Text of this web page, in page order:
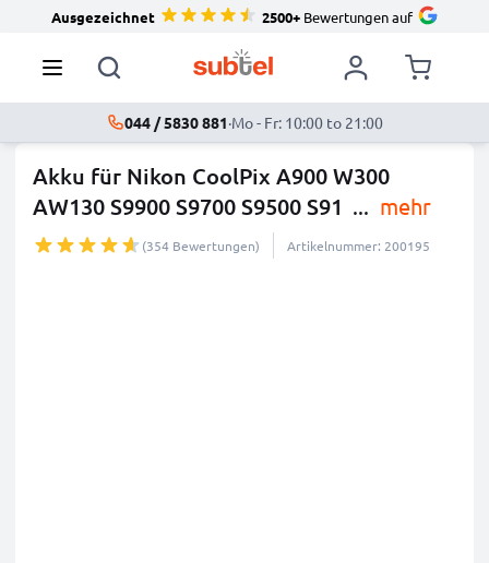
Ausgezeichnet 2500+Bewertungen auf
044 / 5830 881·Mo - Fr: 10:00 to 21:00
Akku für Nikon CoolPix A900 W300
AW130 S9900 S9700 S9500 S91 ... mehr
(354 Bewertungen) Artikelnummer: 200195